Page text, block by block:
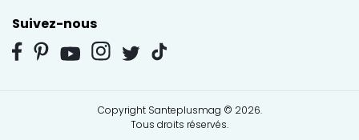
Suivez-nous
Copyright Santeplusmag © 2026.
Tous droits réservés.